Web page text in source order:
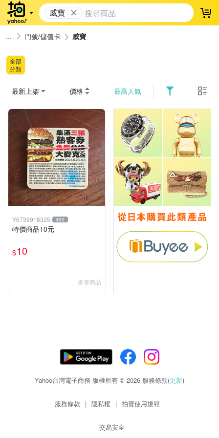
威寶 登
門號/儲值卡 威寶
全部
分類
最新上架 價格 最高人氣
Y6739918325 450
特價商品10元
$10
多筆商品
Yahoo台灣電子商務 版權所有 © 2026 服務條款(更新)
服務條款 | 隱私權 | 拍賣使用規範
交易安全